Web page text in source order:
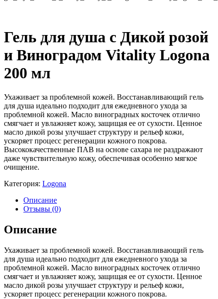
Гель для душа с Дикой розой
и Виноградом Vitality Logona
200 мл
Ухаживает за проблемной кожей. Восстанавливающий гель
для душа идеально подходит для ежедневного ухода за
проблемной кожей. Масло виноградных косточек отлично
смягчает и увлажняет кожу, защищая ее от сухости. Ценное
масло дикой розы улучшает структуру и рельеф кожи,
ускоряет процесс регенерации кожного покрова.
Высококачественные ПАВ на основе сахара не раздражают
даже чувствительную кожу, обеспечивая особенно мягкое
очищение.
Категория: Logona
Описание
Отзывы (0)
Описание
Ухаживает за проблемной кожей. Восстанавливающий гель
для душа идеально подходит для ежедневного ухода за
проблемной кожей. Масло виноградных косточек отлично
смягчает и увлажняет кожу, защищая ее от сухости. Ценное
масло дикой розы улучшает структуру и рельеф кожи,
ускоряет процесс регенерации кожного покрова.